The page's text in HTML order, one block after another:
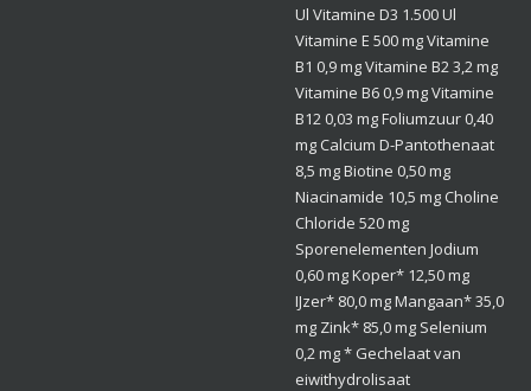
Ul Vitamine D3 1.500 Ul
Vitamine E 500 mg Vitamine
B1 0,9 mg Vitamine B2 3,2 mg
Vitamine B6 0,9 mg Vitamine
B12 0,03 mg Foliumzuur 0,40
mg Calcium D-Pantothenaat
8,5 mg Biotine 0,50 mg
Niacinamide 10,5 mg Choline
Chloride 520 mg
Sporenelementen Jodium
0,60 mg Koper* 12,50 mg ​​​​​​​
IJzer* 80,0 mg Mangaan* 35,0
mg Zink* 85,0 mg Selenium
0,2 mg * Gechelaat van
eiwithydrolisaat